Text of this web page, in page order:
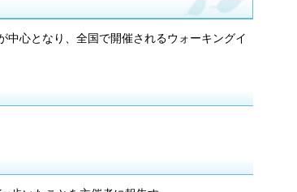
中心となり、全国で開催されるウォーキングイ